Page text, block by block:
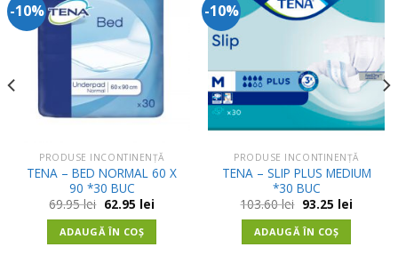
-10%
Adauga
Wishlist
PRODUSE INCONTINENȚĂ
TENA – BED NORMAL 60 X
90 *30 BUC
69.95lei Prețul
a
fost:
69.95 lei.
62.95 leiPrețul
ADAUGĂ ÎN COȘ
-10%
Adauga
in
PRODUSE INCONTINENȚĂ
TENA – SLIP PLUS MEDIUM
*30 BUC
103.60lei Prețul
a
fost:
103.60 lei.
93.25 leiPrețul
ADAUGĂ ÎN COȘ